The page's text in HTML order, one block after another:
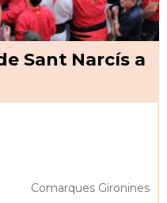
Sant Narcís a
Comarques Gironines